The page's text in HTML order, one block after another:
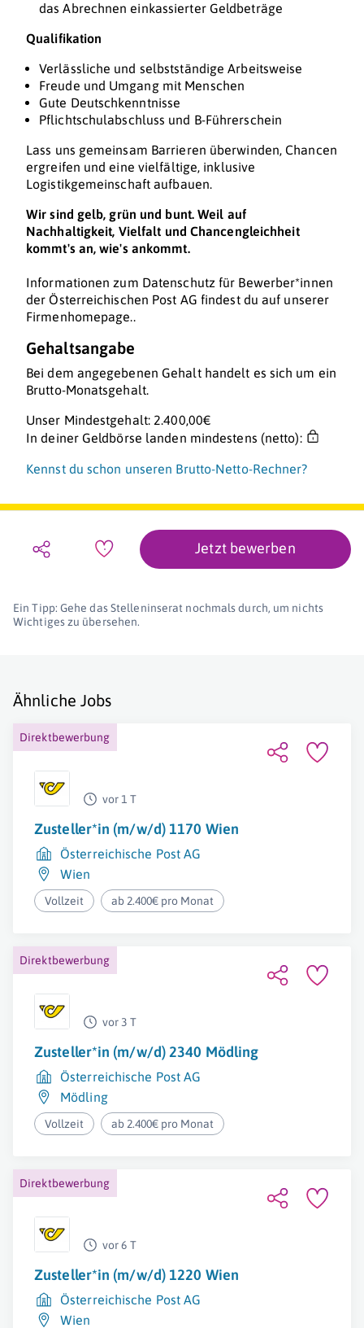
das Abrechnen einkassierter Geldbeträge
Qualifikation
Verlässliche und selbstständige Arbeitsweise
Freude und Umgang mit Menschen
Gute Deutschkenntnisse
Pflichtschulabschluss und B-Führerschein
Lass uns gemeinsam Barrieren überwinden, Chancen
ergreifen und eine vielfältige, inklusive
Logistikgemeinschaft aufbauen.
Wir sind gelb, grün und bunt. Weil auf
Nachhaltigkeit, Vielfalt und Chancengleichheit
kommt's an, wie's ankommt.
Informationen zum Datenschutz für Bewerber*innen
der Österreichischen Post AG findest du auf unserer
Firmenhomepage..
Gehaltsangabe
Bei dem angegebenen Gehalt handelt es sich um ein
Brutto-Monatsgehalt.
Unser Mindestgehalt: 2.400,00€
In deiner Geldbörse landen mindestens (netto):
Kennst du schon unseren Brutto-Netto-Rechner?
Jetzt bewerben
Ein Tipp: Gehe das Stelleninserat nochmals durch, um nichts
Wichtiges zu übersehen.
Ähnliche Jobs
Direktbewerbung
vor 1 T
Zusteller*in (m/w/d) 1170 Wien
Österreichische Post AG
Wien
Vollzeit ab 2.400€ pro Monat
Direktbewerbung
vor 3 T
Zusteller*in (m/w/d) 2340 Mödling
Österreichische Post AG
Mödling
Vollzeit ab 2.400€ pro Monat
Direktbewerbung
vor 6 T
Zusteller*in (m/w/d) 1220 Wien
Österreichische Post AG
Wien